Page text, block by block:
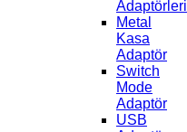
Adaptörleri
Metal
Kasa
Adaptör
Switch
Mode
Adaptör
USB